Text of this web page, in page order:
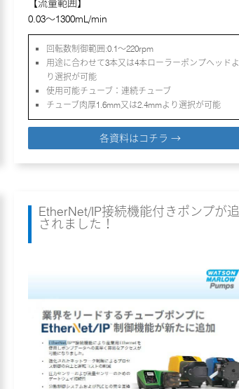
【流量範囲】
0.03～1300mL/min
回転数制御範囲:0.1～220rpm
用途に合わせて3本又は4本ローラーポンプヘッドよ
り選択が可能
使用可能チューブ：連続チューブ
チューブ肉厚1.6mm又は2.4mmより選択が可能
各資料はコチラ →
EtherNet/IP接続機能付きポンプが
されました！